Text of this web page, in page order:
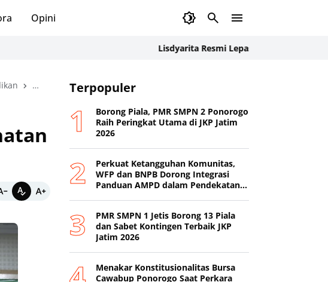
Opini
Lisdyarita Resmi Lepas Kontingen Jamnas XII
peristiwa PMI PMI Kota Tangerang
Terpopuler
Borong Piala, PMR SMPN 2 Ponorogo
Raih Peringkat Utama di JKP Jatim
2026
Perkuat Ketangguhan Komunitas,
WFP dan BNPB Dorong Integrasi
Panduan AMPD dalam Pendekatan
PMR SMPN 1 Jetis Borong 13 Piala
dan Sabet Kontingen Terbaik JKP
Jatim 2026
Menakar Konstitusionalitas Bursa
Cawabup Ponorogo Saat Perkara